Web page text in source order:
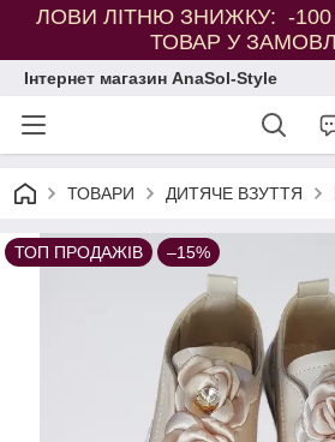
ЛОВИ ЛІТНЮ ЗНИЖКУ: -100
ТОВАР У
Інтернет магазин AnaSol-Style
ТОВАРИ ДИТЯЧЕ ВЗУТТЯ
ТОП ПРОДАЖІВ –15%